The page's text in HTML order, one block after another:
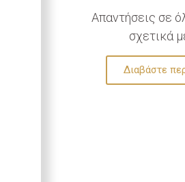
Απαντήσεις σε
σχετικά
Διαβάστε